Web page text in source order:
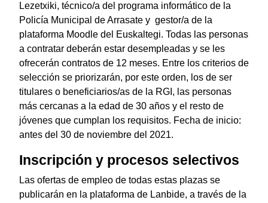
Lezetxiki, técnico/a del programa informático de la
Policía Municipal de Arrasate y gestor/a de la
plataforma Moodle del Euskaltegi. Todas las personas
a contratar deberán estar desempleadas y se les
ofrecerán contratos de 12 meses. Entre los criterios de
selección se priorizarán, por este orden, los de ser
titulares o beneficiarios/as de la RGI, las personas
más cercanas a la edad de 30 años y el resto de
jóvenes que cumplan los requisitos. Fecha de inicio:
antes del 30 de noviembre del 2021.
Inscripción y procesos selectivos
Las ofertas de empleo de todas estas plazas se
publicarán en la plataforma de Lanbide, a través de la